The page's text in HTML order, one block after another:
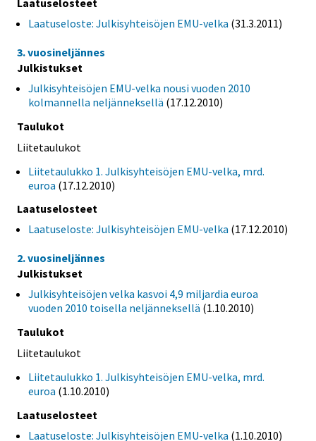
Laatuselosteet
Laatuseloste: Julkisyhteisöjen EMU-velka (31.3.2011)
3. vuosineljännes
Julkistukset
Julkisyhteisöjen EMU-velka nousi vuoden 2010
kolmannella neljänneksellä (17.12.2010)
Taulukot
Liitetaulukot
Liitetaulukko 1. Julkisyhteisöjen EMU-velka, mrd.
euroa (17.12.2010)
Laatuselosteet
Laatuseloste: Julkisyhteisöjen EMU-velka (17.12.2010)
2. vuosineljännes
Julkistukset
Julkisyhteisöjen velka kasvoi 4,9 miljardia euroa
vuoden 2010 toisella neljänneksellä (1.10.2010)
Taulukot
Liitetaulukot
Liitetaulukko 1. Julkisyhteisöjen EMU-velka, mrd.
euroa (1.10.2010)
Laatuselosteet
Laatuseloste: Julkisyhteisöjen EMU-velka (1.10.2010)